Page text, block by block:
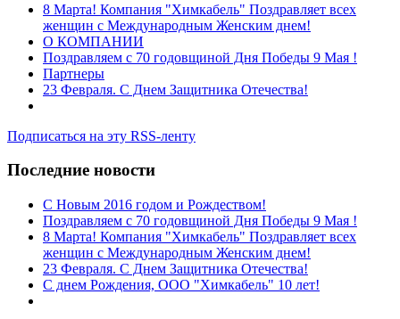
8 Марта! Компания "Химкабель" Поздравляет всех
женщин с Международным Женским днем!
О КОМПАНИИ
Поздравляем с 70 годовщиной Дня Победы 9 Мая !
Партнеры
23 Февраля. С Днем Защитника Отечества!
Подписаться на эту RSS-ленту
Последние новости
C Новым 2016 годом и Рождеством!
Поздравляем с 70 годовщиной Дня Победы 9 Мая !
8 Марта! Компания "Химкабель" Поздравляет всех
женщин с Международным Женским днем!
23 Февраля. С Днем Защитника Отечества!
С днем Рождения, ООО "Химкабель" 10 лет!